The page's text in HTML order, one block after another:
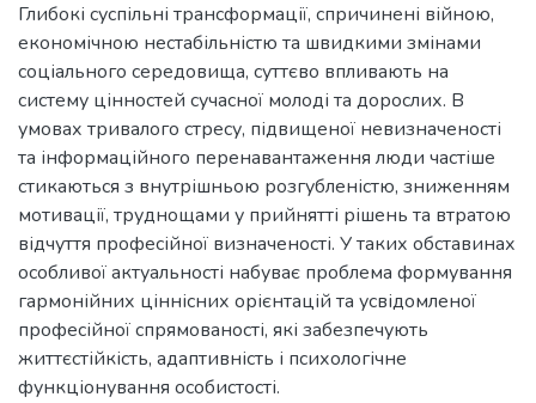
Глибокі суспільні трансформації, спричинені війною,
економічною нестабільністю та швидкими змінами
соціального середовища, суттєво впливають на
систему цінностей сучасної молоді та дорослих. В
умовах тривалого стресу, підвищеної невизначеності
та інформаційного перенавантаження люди частіше
стикаються з внутрішньою розгубленістю, зниженням
мотивації, труднощами у прийнятті рішень та втратою
відчуття професійної визначеності. У таких обставинах
особливої актуальності набуває проблема формування
гармонійних ціннісних орієнтацій та усвідомленої
професійної спрямованості, які забезпечують
життєстійкість, адаптивність і психологічне
функціонування особистості.